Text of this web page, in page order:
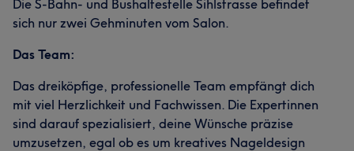
Die S-Bahn- und Bushaltestelle Sihlstrasse befindet
sich nur zwei Gehminuten vom Salon.
Das Team:
Das dreiköpfige, professionelle Team empfängt dich
mit viel Herzlichkeit und Fachwissen. Die Expertinnen
sind darauf spezialisiert, deine Wünsche präzise
umzusetzen, egal ob es um kreatives Nageldesign